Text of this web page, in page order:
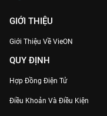
GIỚI THIỆU
Giới Thiệu Về VieON
QUY ĐỊNH
Hợp Đồng Điện Tử
Điều Khoản Và Điều Kiện